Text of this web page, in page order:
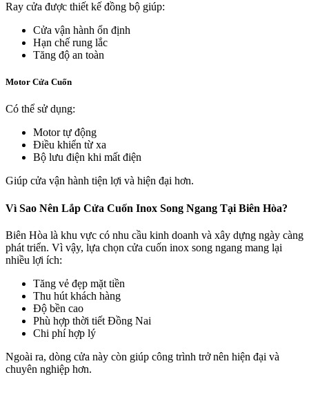
Ray cửa được thiết kế đồng bộ giúp:
Cửa vận hành ổn định
Hạn chế rung lắc
Tăng độ an toàn
Motor Cửa Cuốn
Có thể sử dụng:
Motor tự động
Điều khiển từ xa
Bộ lưu điện khi mất điện
Giúp cửa vận hành tiện lợi và hiện đại hơn.
Vì Sao Nên Lắp Cửa Cuốn Inox Song Ngang Tại Biên Hòa?
Biên Hòa là khu vực có nhu cầu kinh doanh và xây dựng ngày càng
phát triển. Vì vậy, lựa chọn cửa cuốn inox song ngang mang lại
nhiều lợi ích:
Tăng vẻ đẹp mặt tiền
Thu hút khách hàng
Độ bền cao
Phù hợp thời tiết Đồng Nai
Chi phí hợp lý
Ngoài ra, dòng cửa này còn giúp công trình trở nên hiện đại và
chuyên nghiệp hơn.